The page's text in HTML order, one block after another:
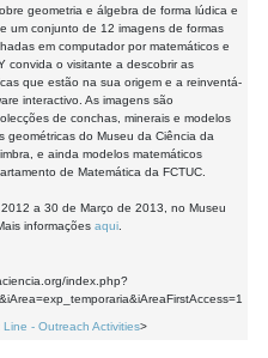
geometria e álgebra de forma lúdica e
um conjunto de 12 imagens de formas
em computador por matemáticos e
convida o visitante a descobrir as
que estão na sua origem e a reinventá-
interactivo. As imagens são
de conchas, minerais e modelos
geométricas do Museu da Ciência da
e ainda modelos matemáticos
de Matemática da FCTUC.
a 30 de Março de 2013, no Museu
informações aqui
index.php?
Line - Outreach Activities>